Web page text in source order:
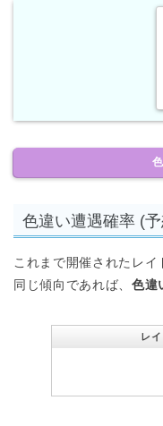
色違い遭遇確率 (
これまで開催されたレ
同じ傾向であれば、色違
レ